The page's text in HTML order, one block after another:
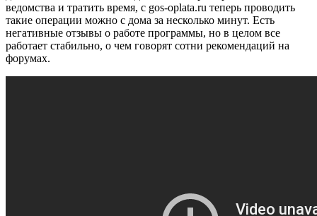
ведомства и тратить время, с gos-oplata.ru теперь проводить
такие операции можно с дома за несколько минут. Есть
негативные отзывы о работе программы, но в целом все
работает стабильно, о чем говорят сотни рекомендаций на
форумах.